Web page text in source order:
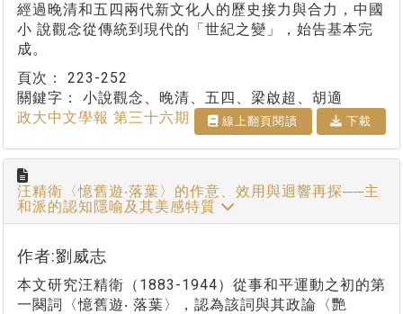
經過晚清和五四兩代新文化人的歷史接力與合力，中國
小 說觀念從傳統到現代的「世紀之變」，始告基本完
成。
頁次： 223-252
關鍵字： 小說觀念、晚清、五四、梁啟超、胡適
政大中文學報 第三十六期
線上翻⾴閱讀 下載
汪精衛〈憶舊遊‧落葉〉的作意、效用與迴響再探──主
和派的認知隱喻及其美感特質
作者:劉威志
本文研究汪精衛（1883-1944）從事和平運動之初的第
一闋詞〈憶舊遊‧ 落葉〉，認為該詞與其政論〈艷